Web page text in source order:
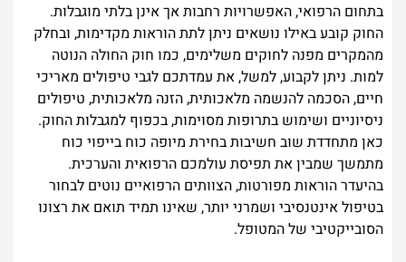
בתחום הרפואי, האפשרויות רחבות אך אינן בלתי מוגבלות.
החוק קובע באילו נושאים ניתן לתת הוראות מקדימות, ובחלק
מהמקרים מפנה לחוקים משלימים, כמו חוק החולה הנוטה
למות. ניתן לקבוע, למשל, את עמדתכם לגבי טיפולים מאריכי
חיים, הסכמה להנשמה מלאכותית, הזנה מלאכותית, טיפולים
ניסיוניים ושימוש בתרופות מסוימות, בכפוף למגבלות החוק.
כאן מתחדדת שוב חשיבות בחירת מיופה כוח בייפוי כוח
מתמשך שמבין את תפיסת עולמכם הרפואית והערכית.
בהיעדר הוראות מפורטות, הצוותים הרפואיים נוטים לבחור
בטיפול אינטנסיבי ושמרני יותר, שאינו תמיד תואם את רצונו
הסובייקטיבי של המטופל.